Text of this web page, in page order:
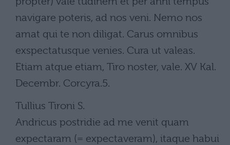
navigare poteris, ad nos veni. Nemo nos
amat qui te non diligat. Carus omnibus
exspectatusque venies. Cura ut valeas.
Etiam atque etiam, Tiro noster, vale. XV Kal.
Decembr. Corcyra.5.
Tullius Tironi S.
Andricus postridie ad me venit quam
expectaram (= expectaveram), itaque habui